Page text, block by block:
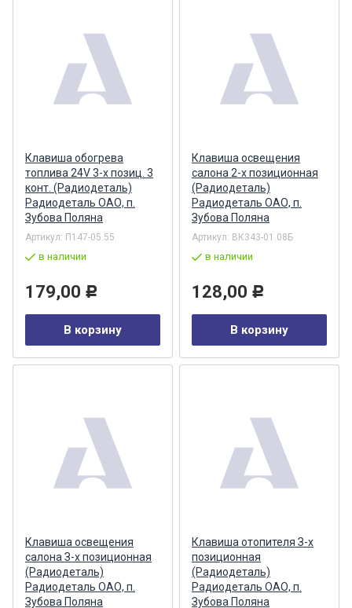
Клавиша обогрева
топлива 24V 3-х позиц. 3
конт. (Радиодеталь)
Радиодеталь ОАО, п.
Зубова Поляна
Артикул: П147-05.55
в наличии
179,00 Р
В корзину
Клавиша освещения
салона 2-х позиционная
(Радиодеталь)
Радиодеталь ОАО, п.
Зубова Поляна
Артикул: ВК343-01.08Б
в наличии
128,00 Р
В корзину
Клавиша освещения
салона З-х позиционная
(Радиодеталь)
Радиодеталь ОАО, п.
Зубова Поляна
Клавиша отопителя З-х
позиционная
(Радиодеталь)
Радиодеталь ОАО, п.
Зубова Поляна